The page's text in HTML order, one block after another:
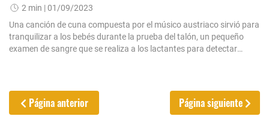
2 min | 01/09/2023
Una canción de cuna compuesta por el músico austriaco sirvió para
tranquilizar a los bebés durante la prueba del talón, un pequeño
examen de sangre que se realiza a los lactantes para detectar
Página anterior Página siguiente